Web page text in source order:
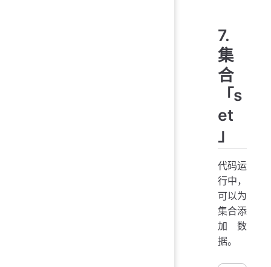
7.
集
合
「s
et
」
代码运
行中，
可以为
集合添
加数
据。